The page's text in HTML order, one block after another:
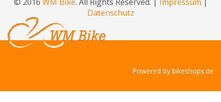
Datenschutz
Powered by bikeshops.de